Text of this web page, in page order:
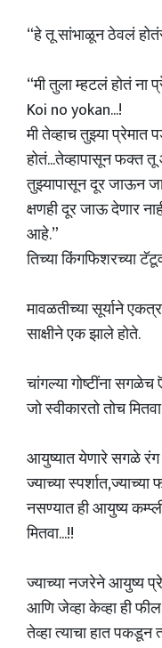
“हे तू सांभाळून ठेवलं
“मी तुला म्हटलं होतं ना
Koi no yokan...!
मी तेव्हाच तुझ्या
होतं...तेव्हापासून फक्त
तुझ्यापासून दूर जाऊन
क्षणही दूर जाऊ देणार
आहे.”
तिच्या किंगफिशरच्या
मावळतीच्या सूर्याने
साक्षीने एक झाले होते.
चांगल्या गोष्टींना
जो स्वीकारतो तोच
आयुष्यात येणारे सगळे रंग
ज्याच्या
नसण्यात ही आयुष्य
मितवा...!!
ज्याच्या नजरेने आयुष्य
आणि जेव्हा केव्हा ही
तेव्हा त्याचा हात